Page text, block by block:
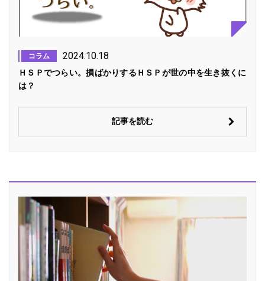
コラム 2024.10.18
ＨＳＰでつらい。損ばかりするＨＳＰが世の中を生き抜くに
は？
記事を読む